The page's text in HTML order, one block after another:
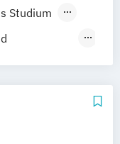
Studium